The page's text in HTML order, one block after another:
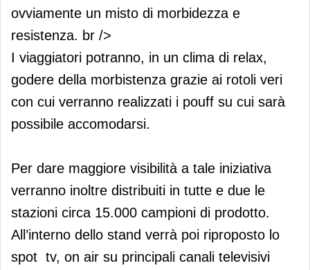
ovviamente un misto di morbidezza e
resistenza. br />
I viaggiatori potranno, in un clima di relax,
godere della morbistenza grazie ai rotoli veri
con cui verranno realizzati i pouff su cui sarà
possibile accomodarsi.
Per dare maggiore visibilità a tale iniziativa
verranno inoltre distribuiti in tutte e due le
stazioni circa 15.000 campioni di prodotto.
All’interno dello stand verrà poi riproposto lo
spot tv, on air su principali canali televisivi